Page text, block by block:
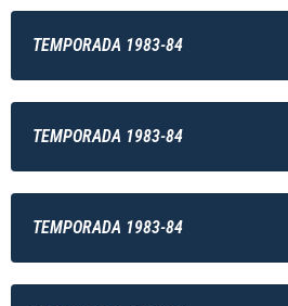
TEMPORADA 1983-84
TEMPORADA 1983-84
TEMPORADA 1983-84